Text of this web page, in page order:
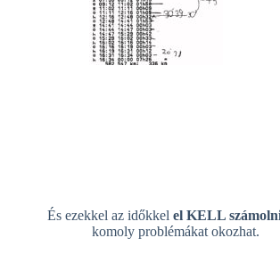
És ezekkel az időkkelel KELL
komoly problémákat okozhat.